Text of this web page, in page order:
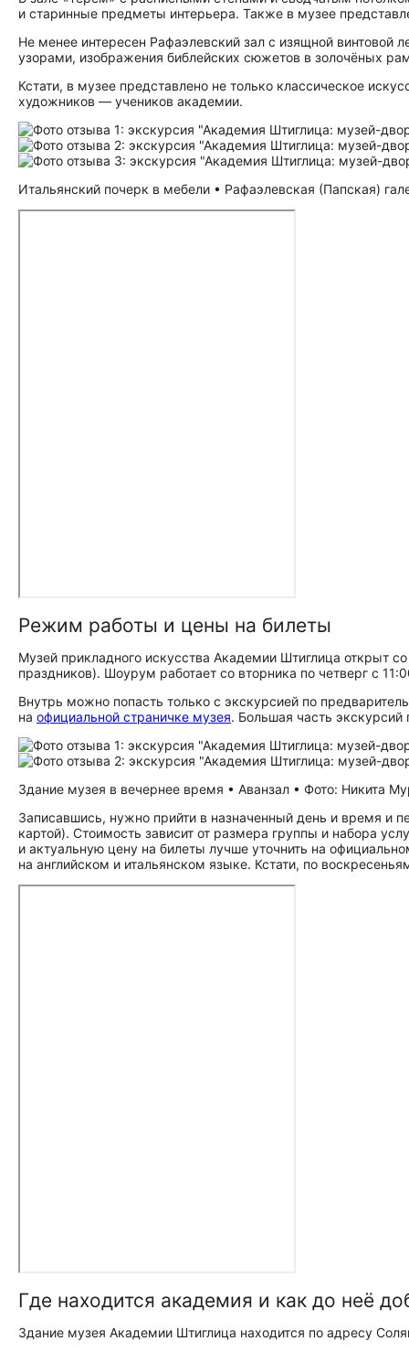
и старинные предметы интерьера. Также в музее
Не менее интересен Рафаэлевский зал с изящной винтовой
узорами, изображения библейских сюжетов в золочёных
Кстати, в музее представлено не только классическое
художников — учеников академии.
Итальянский почерк в мебели • Рафаэлевская (Папская)
Режим работы и цены на билеты
Музей прикладного искусства Академии Штиглица открыт
праздников). Шоурум работает со вторника по четверг с
Внутрь можно попасть только с экскурсией по
на официальной страничке музея. Большая часть экскурсий
Здание музея в вечернее время • Аванзал • Фото: Никита
Записавшись, нужно прийти в назначенный день и время и
картой). Стоимость зависит от размера группы и набора
и актуальную цену на билеты лучше уточнить на
на английском и итальянском языке. Кстати, по
Где находится академия и как до неё
Здание музея Академии Штиглица находится по адресу